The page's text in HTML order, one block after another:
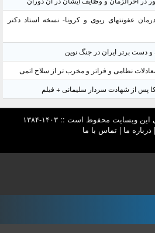
عفونتهای ریوی و کرونا- نسخه استاد دکتر
دست برتر ایران در جنگ نوین
نظامی و فراتر و مخرب تر از سلاح اتمی
پس از شهادت سردار سلیمانی + فیلم
وبسایت محفوظ است :: ۱۴۰۳-۱۳۸۴
| درباره ما |تماس با ما